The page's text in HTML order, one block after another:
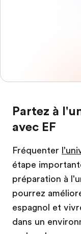
Partez à
avec EF
Fréquenter
étape
préparation à
pourrez
espagnol et
dans un